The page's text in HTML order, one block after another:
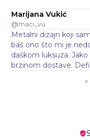
Marijana Vukić
@maci_vu
Metalni dizajn koji
baš ono što mi je
daškom luksuza.
brzinom dostave.